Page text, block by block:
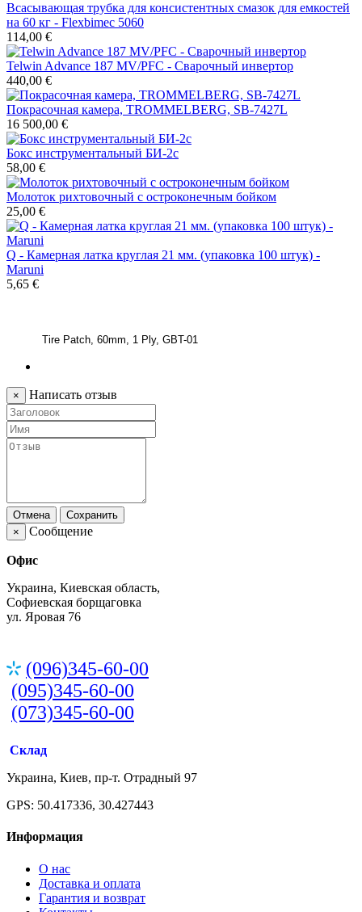
Всасывающая трубка для консистентных смазок для емкостей
на 60 кг - Flexbimec 5060
114,00 €
Telwin Advance 187 MV/PFC - Сварочный инвертор
440,00 €
Покрасочная камера, TROMMELBERG, SB-7427L
16 500,00 €
Бокс инструментальный БИ-2с
58,00 €
Молоток рихтовочный с остроконечным бойком
25,00 €
Q - Камерная латка круглая 21 мм. (упаковка 100 штук) -
Maruni
5,65 €
Tire Patch, 60mm, 1 Ply, GBT-01
× Написать отзыв
Отмена
Сохранить
×
Сообщение
Офис
Украина, Киевская область,
Софиевская борщаговка
ул. Яровая 76
(096)345-60-00
(095)345-60-00
(073)345-60-00
Склад
Украина, Киев, пр-т. Отрадный 97
GPS: 50.417336, 30.427443
Информация
О нас
Доставка и оплата
Гарантия и возврат